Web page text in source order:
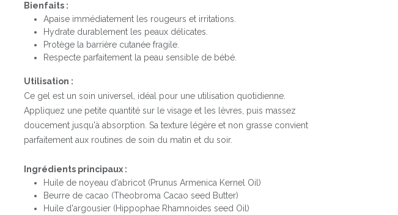
Bienfaits :
Apaise immédiatement les rougeurs et irritations.
Hydrate durablement les peaux délicates.
Protège la barrière cutanée fragile.
Respecte parfaitement la peau sensible de bébé.
Utilisation :
Ce gel est un soin universel, idéal pour une utilisation quotidienne.
Appliquez une petite quantité sur le visage et les lèvres, puis massez
doucement jusqu'à absorption. Sa texture légère et non grasse convient
parfaitement aux routines de soin du matin et du soir.
Ingrédients principaux :
Huile de noyeau d'abricot (Prunus Armenica Kernel Oil)
Beurre de cacao (Theobroma Cacao seed Butter)
Huile d'argousier (Hippophae Rhamnoides seed Oil)